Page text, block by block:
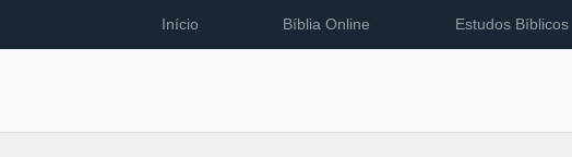
Início Bíblia Online Estudos Bíblicos